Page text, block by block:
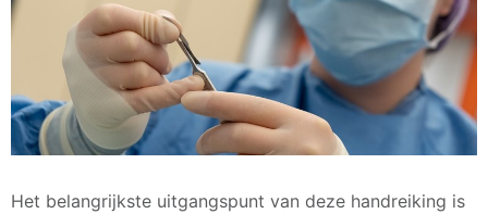
Het belangrijkste uitgangspunt van deze handreiking is